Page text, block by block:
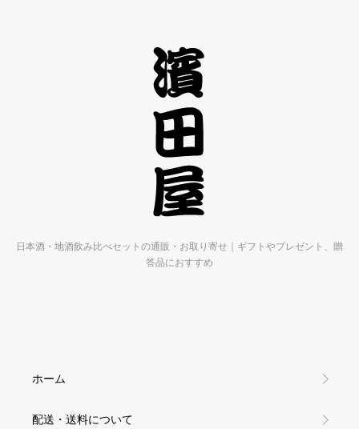
日本酒・地酒飲み比べセットの通販・お取り寄せ｜ギフトやプレゼント、贈
答品におすすめ
ホーム
配送・送料について